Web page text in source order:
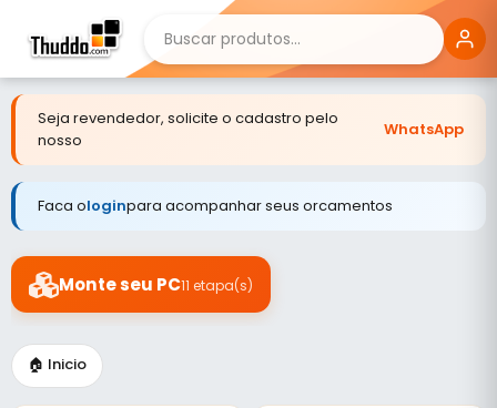
Seja revendedor, solicite o cadastro pelo
nosso
WhatsApp
Faca ologinpara acompanhar seus orcamentos
Monte seu PC11 etapa(s)
🏠 Inicio